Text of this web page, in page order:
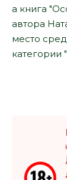
а книга
автора
место
категории